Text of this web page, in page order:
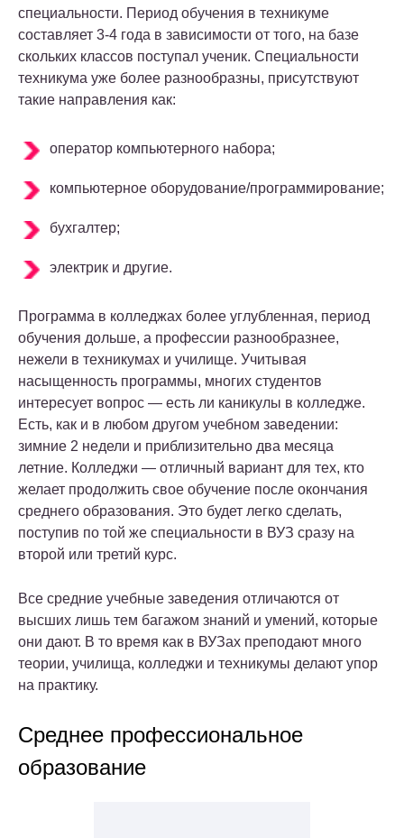
специальности. Период обучения в техникуме
составляет 3-4 года в зависимости от того, на базе
скольких классов поступал ученик. Специальности
техникума уже более разнообразны, присутствуют
такие направления как:
оператор компьютерного набора;
компьютерное оборудование/программирование;
бухгалтер;
электрик и другие.
Программа в колледжах более углубленная, период
обучения дольше, а профессии разнообразнее,
нежели в техникумах и училище. Учитывая
насыщенность программы, многих студентов
интересует вопрос — есть ли каникулы в колледже.
Есть, как и в любом другом учебном заведении:
зимние 2 недели и приблизительно два месяца
летние. Колледжи — отличный вариант для тех, кто
желает продолжить свое обучение после окончания
среднего образования. Это будет легко сделать,
поступив по той же специальности в ВУЗ сразу на
второй или третий курс.
Все средние учебные заведения отличаются от
высших лишь тем багажом знаний и умений, которые
они дают. В то время как в ВУЗах преподают много
теории, училища, колледжи и техникумы делают упор
на практику.
Среднее профессиональное
образование